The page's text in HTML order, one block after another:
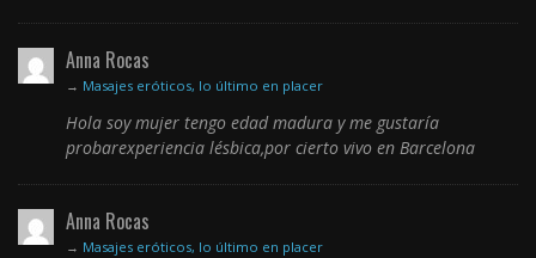
Anna Rocas
→ Masajes eróticos, lo último en placer
Hola soy mujer tengo edad madura y me gustaría
probarexperiencia lésbica,por cierto vivo en Barcelona
Anna Rocas
→ Masajes eróticos, lo último en placer